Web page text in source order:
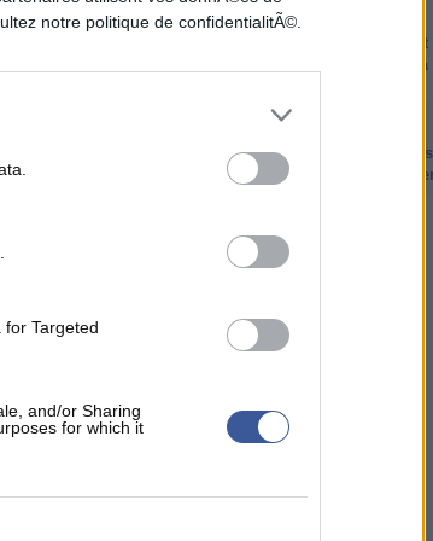
notre politique de confidentialitÃ©.
Targeted
and/or Sharing
for which it
Team USA
contestant un
à
VIDÉO NBA
LeBron James a encore
ses plus beaux dunks de
Intersaison NBA 2026 : les
coeur des plus gros